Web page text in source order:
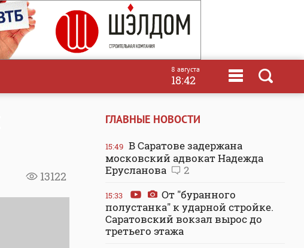
8 августа
18:42
13122
ГЛАВНЫЕ НОВОСТИ
15:49 В Саратове задержана
московский адвокат Надежда
Ерусланова
2
15:33
От "буранного
полустанка" к ударной стройке.
Саратовский вокзал вырос до
третьего этажа